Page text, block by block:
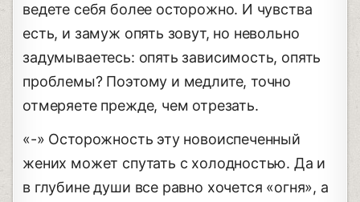
ведете себя более осторожно. И чувства
есть, и замуж опять зовут, но невольно
задумываетесь: опять зависимость, опять
проблемы? Поэтому и медлите, точно
отмеряете прежде, чем отрезать.
«-» Осторожность эту новоиспеченный
жених может спутать с холодностью. Да и
в глубине души все равно хочется «огня», а